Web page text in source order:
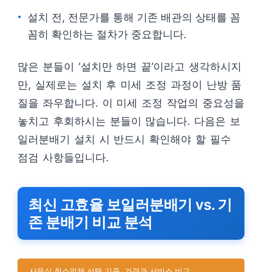
설치 전, 전문가를 통해 기존 배관의 상태를 꼼
꼼히 확인하는 절차가 중요합니다.
많은 분들이 ‘설치만 하면 끝’이라고 생각하시지
만, 실제로는 설치 후 미세 조정 과정이 난방 품
질을 좌우합니다. 이 미세 조정 작업의 중요성을
놓치고 후회하시는 분들이 많습니다. 다음은 보
일러분배기 설치 시 반드시 확인해야 할 필수
점검 사항들입니다.
최신 고효율 보일러분배기 vs. 기
존 분배기 비교 분석